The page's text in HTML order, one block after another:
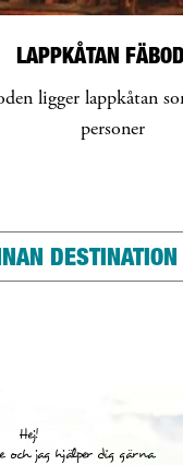
LAPPKÅTAN
ligger lappkåtan
personer
Hej!
och jag hjälper dig gärna